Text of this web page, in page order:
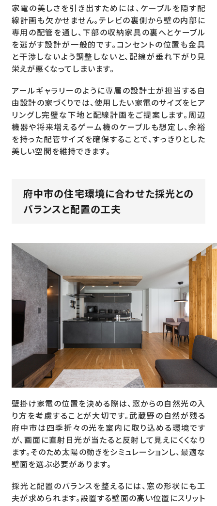
家電の美しさを引き出すためには、ケーブルを隠す配
線計画も欠かせません。テレビの裏側から壁の内部に
専用の配管を通し、下部の収納家具の裏へとケーブル
を逃がす設計が一般的です。コンセントの位置も金具
と干渉しないよう調整しないと、配線が垂れ下がり見
栄えが悪くなってしまいます。
アールギャラリーのように専属の設計士が担当する自
由設計の家づくりでは、使用したい家電のサイズをヒア
リングし完璧な下地と配線計画をご提案します。周辺
機器や将来増えるゲーム機のケーブルも想定し、余裕
を持った配管サイズを確保することで、すっきりとした
美しい空間を維持できます。
府中市の住宅環境に合わせた採光との
バランスと配置の工夫
壁掛け家電の位置を決める際は、窓からの自然光の入
り方を考慮することが大切です。武蔵野の自然が残る
府中市は四季折々の光を室内に取り込める環境です
が、画面に直射日光が当たると反射して見えにくくなり
ます。そのため太陽の動きをシミュレーションし、最適な
壁面を選ぶ必要があります。
採光と配置のバランスを整えるには、窓の形状にも工
夫が求められます。設置する壁面の高い位置にスリット